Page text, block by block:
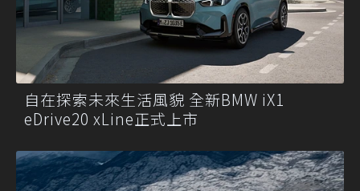
自在探索未來生活風貌 全新BMW iX1
eDrive20 xLine正式上市